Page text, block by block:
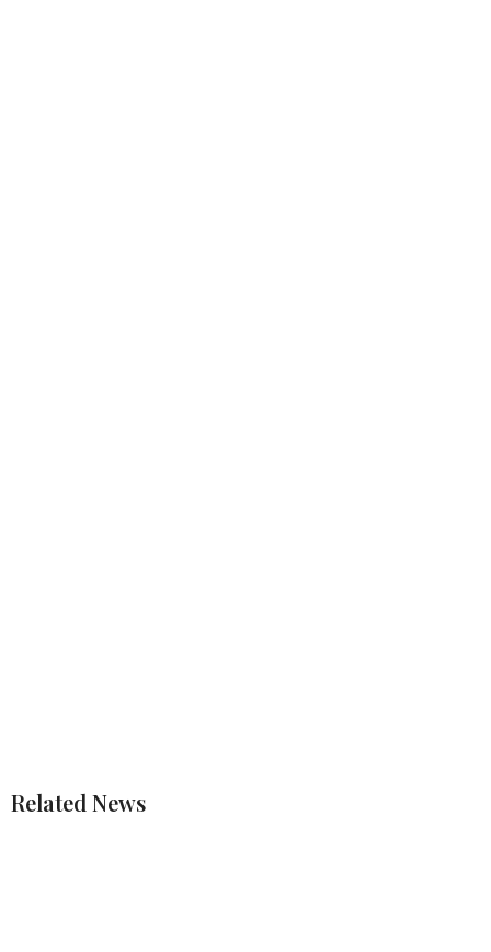
Related News